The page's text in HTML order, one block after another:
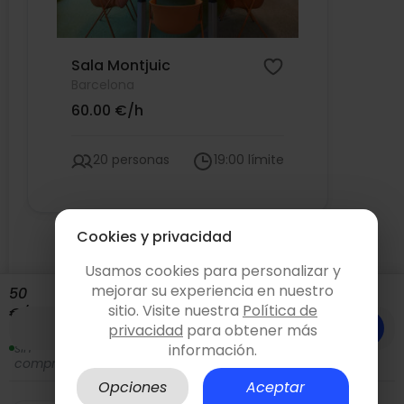
Sala Montjuic
60.00 €/h
20 personas 19:00 límite
Ver más
50
€/hora
sin
compromiso
Consultar y reservar
Cookies y privacidad
Usamos cookies para personalizar y
mejorar su experiencia en nuestro
sitio. Visite nuestra Política de
privacidad para obtener más
información.
Opciones
Aceptar